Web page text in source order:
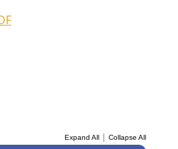
Expand All |Collapse All